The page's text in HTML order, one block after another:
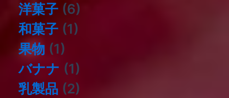
洋菓子 (6)
和菓子 (1)
果物 (1)
バナナ (1)
乳製品 (2)